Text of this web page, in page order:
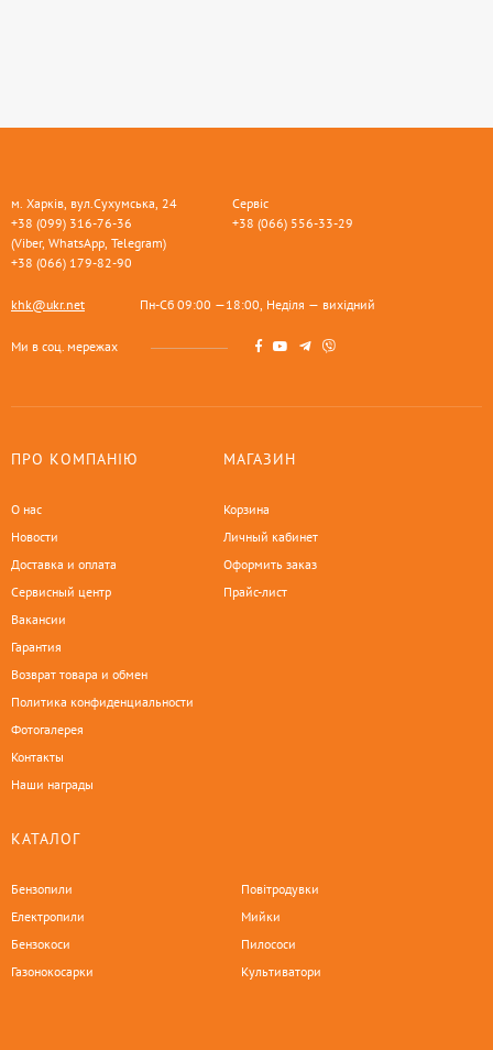
м. Харків, вул.Сухумська, 24
+38 (099) 316-76-36
(Viber, WhatsApp, Telegram)
+38 (066) 179-82-90
Сервіс
+38 (066) 556-33-29
khk@ukr.net Пн-Сб 09:00 —18:00, Неділя — вихідний
Ми в соц. мережах
ПРО КОМПАНІЮ
О нас
Новости
Доставка и оплата
Сервисный центр
Вакансии
Гарантия
Возврат товара и обмен
Политика конфиденциальности
Фотогалерея
Контакты
Наши награды
МАГАЗИН
Корзина
Личный кабинет
Оформить заказ
Прайс-лист
КАТАЛОГ
Бензопили
Електропили
Бензокоси
Газонокосарки
Повітродувки
Мийки
Пилососи
Культиватори